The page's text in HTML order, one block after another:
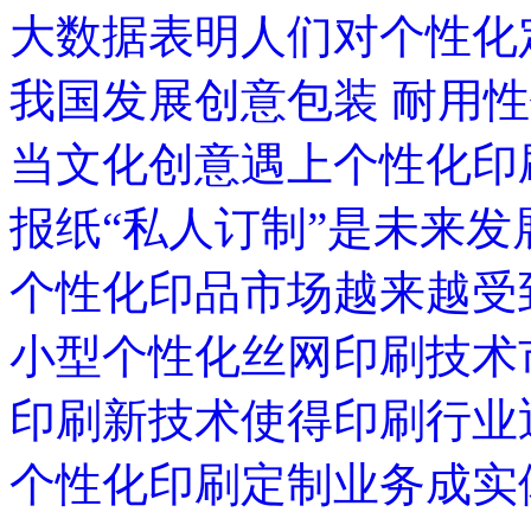
大数据表明人们对个性
我国发展创意包装 耐用
当文化创意遇上个性化
报纸“私人订制”是未来发
个性化印品市场越来越
小型个性化丝网印刷技
印刷新技术使得印刷行
个性化印刷定制业务成